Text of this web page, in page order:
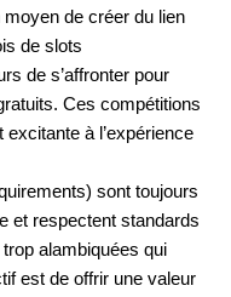
de créer du lien
de slots
de s’affronter pour
Ces compétitions
à l’expérience
sont toujours
et respectent standards
alambiquées qui
est de offrir une valeur